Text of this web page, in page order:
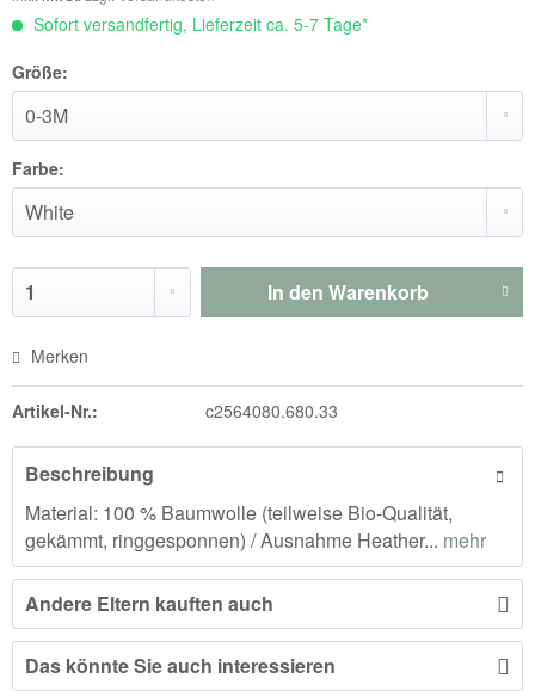
Sofort versandfertig, Lieferzeit ca. 5-7 Tage*
Größe:
Farbe:
In den Warenkorb
Merken
Artikel-Nr.: c2564080.680.33
Beschreibung
Material: 100 % Baumwolle (teilweise Bio-Qualität,
gekämmt, ringgesponnen) / Ausnahme Heather... mehr
Andere Eltern kauften auch
Das könnte Sie auch interessieren